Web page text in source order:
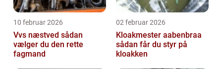
10 februar 2026
Vvs næstved sådan
vælger du den rette
fagmand
02 februar 2026
Kloakmester aabenbraa
sådan får du styr på
kloakken